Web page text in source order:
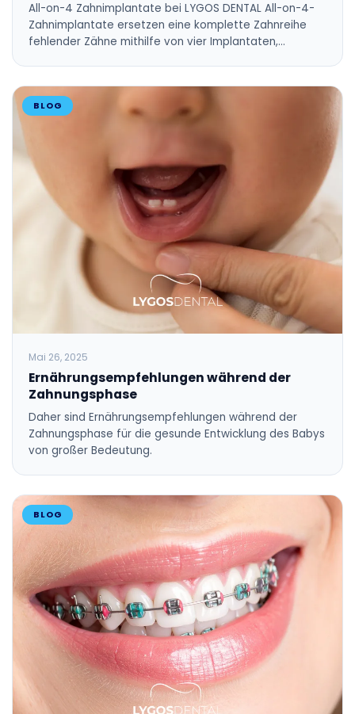
All-on-4 Zahnimplantate bei LYGOS DENTAL All-on-4-
Zahnimplantate ersetzen eine komplette Zahnreihe
fehlender Zähne mithilfe von vier Implantaten,…
BLOG
Mai 26, 2025
Ernährungsempfehlungen während der
Zahnungsphase
Daher sind Ernährungsempfehlungen während der
Zahnungsphase für die gesunde Entwicklung des Babys
von großer Bedeutung.
BLOG